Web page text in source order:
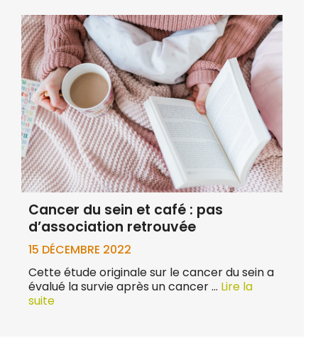
Cancer du sein et café : pas
d’association retrouvée
15 DÉCEMBRE 2022
Cette étude originale sur le cancer du sein a
évalué la survie après un cancer … Lire la
suite